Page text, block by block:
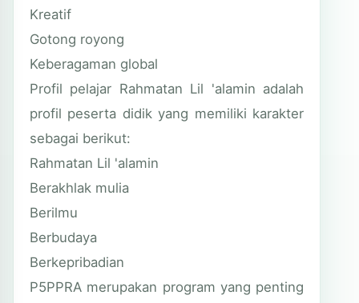
Kreatif
Gotong royong
Keberagaman global
Profil pelajar Rahmatan Lil 'alamin adalah
profil peserta didik yang memiliki karakter
sebagai berikut:
Rahmatan Lil 'alamin
Berakhlak mulia
Berilmu
Berbudaya
Berkepribadian
P5PPRA merupakan program yang penting